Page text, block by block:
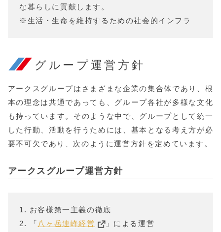
な暮らしに貢献します。
※生活・生命を維持するための社会的インフラ
グループ運営方針
アークスグループはさまざまな企業の集合体であり、根
本の理念は共通であっても、グループ各社が多様な文化
も持っています。そのような中で、グループとして統一
した行動、活動を行うためには、基本となる考え方が必
要不可欠であり、次のように運営方針を定めています。
アークスグループ運営方針
1. お客様第一主義の徹底
2. 「 八ヶ岳連峰経営
」による運営